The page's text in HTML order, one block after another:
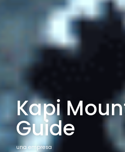
Kapi
Guide
una empresa